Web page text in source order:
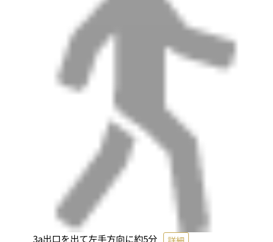
3a出口を出て左手方向に約5分